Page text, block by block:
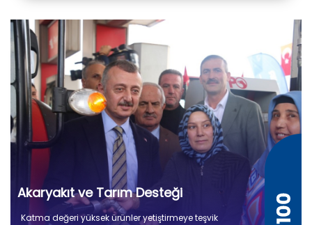
Akaryakıt ve Tarım Desteği
Katma değeri yüksek ürünler yetiştirmeye teşvik